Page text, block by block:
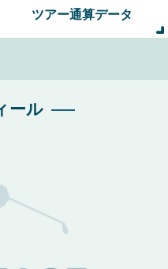
ツアー通算データ
ール